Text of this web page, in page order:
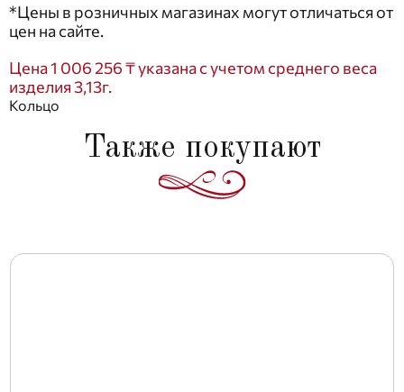
*Цены в розничных магазинах могут отличаться от
цен на сайте.
Цена 1 006 256 ₸ указана с учетом среднего веса
изделия 3,13г.
Кольцо
Также покупают